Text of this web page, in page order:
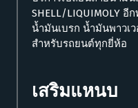
SHELL/LIQUIMOLY อี
น้ำมันเบรก น้ำมันพาวเ
สำหรับรถยนต์ทุกยี่ห้อ
เสริมแหนบ